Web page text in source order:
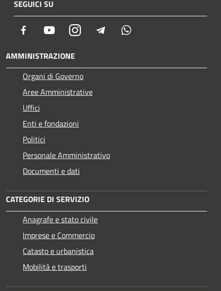
SEGUICI SU
Facebook YoutubeInstagram Telegram
AMMINISTRAZIONE
Organi di Governo
Aree Amministrative
Uffici
Enti e fondazioni
Politici
Personale Amministrativo
Documenti e dati
CATEGORIE DI SERVIZIO
Anagrafe e stato civile
Imprese e Commercio
Catasto e urbanistica
Mobilità e trasporti